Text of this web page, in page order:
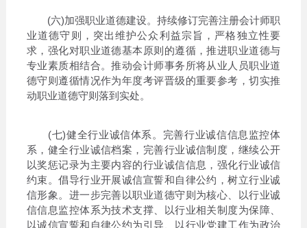
(六)加强职业道德建设。持续修订完善注册会计师职
业道德守则，突出维护公众利益宗旨，严格独立性要
求，强化对职业道德基本原则的遵循，推进职业道德与
专业素质相结合。推动会计师事务所将从业人员职业道
德守则遵循情况作为年度考评晋级的重要参考，切实推
动职业道德守则落到实处。
(七)健全行业诚信体系。完善行业诚信信息监控体
系，健全行业诚信档案，完善行业诚信制度，继续公开
以奖惩记录为主要内容的行业诚信信息，强化行业诚信
约束。倡导行业开展诚信宣誓和自律公约，树立行业诚
信形象。进一步完善以职业道德守则为核心、以行业诚
信信息监控体系为技术支撑、以行业相关制度为保障、
以诚信宣誓和自律公约为引导、以行业党建工作为政治